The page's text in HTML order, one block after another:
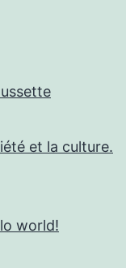
et la culture.
world!